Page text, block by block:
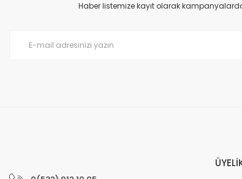
Prime ArtDECO Duvar Kağıdı Tutkalı 500 gr
Haber listemize kayıt olarak